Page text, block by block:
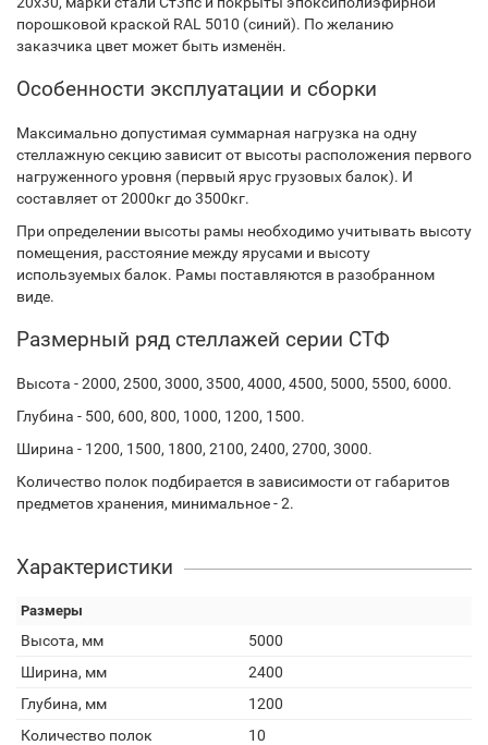
порошковой краской RAL 5010 (синий). По желанию
заказчика цвет может быть изменён.
Особенности эксплуатации и сборки
Максимально допустимая суммарная нагрузка на одну
стеллажную секцию зависит от высоты расположения первого
нагруженного уровня (первый ярус грузовых балок). И
составляет от 2000кг до 3500кг.
При определении высоты рамы необходимо учитывать высоту
помещения, расстояние между ярусами и высоту
используемых балок. Рамы поставляются в разобранном
виде.
Размерный ряд стеллажей серии СТФ
Высота - 2000, 2500, 3000, 3500, 4000, 4500, 5000, 5500, 6000.
Глубина - 500, 600, 800, 1000, 1200, 1500.
Ширина - 1200, 1500, 1800, 2100, 2400, 2700, 3000.
Количество полок подбирается в зависимости от габаритов
предметов хранения, минимальное - 2.
Характеристики
Размеры
Высота, мм
5000
Ширина, мм
2400
Глубина, мм
1200
Количество полок
10